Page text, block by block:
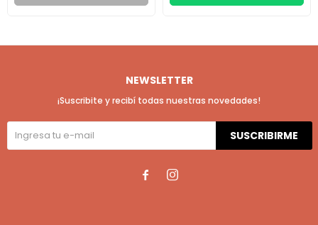
NEWSLETTER
¡Suscribite y recibí todas nuestras novedades!
SUSCRIBIRME
 